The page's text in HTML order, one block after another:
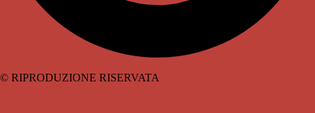
© RIPRODUZIONE RISERVATA